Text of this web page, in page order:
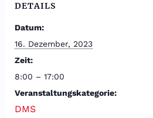
DETAILS
Datum:
16. Dezember, 2023
Zeit:
8:00 – 17:00
Veranstaltungskategorie:
DMS